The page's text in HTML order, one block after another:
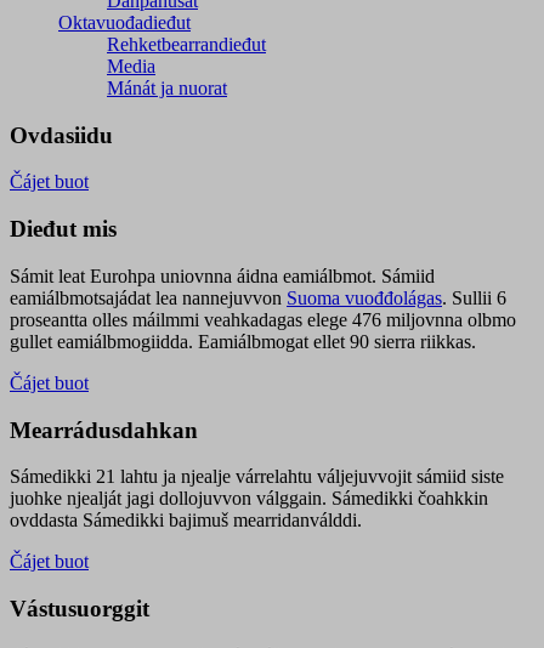
Oktavuođadieđut
Rehketbearrandieđut
Media
Mánát ja nuorat
Ovdasiidu
Čájet buot
Dieđut mis
Sámit leat Eurohpa uniovnna áidna eamiálbmot. Sámiid
eamiálbmotsajádat lea nannejuvvon Suoma vuođđolágas. Sullii 6
proseantta olles máilmmi veahkadagas elege 476 miljovnna olbmo
gullet eamiálbmogiidda. Eamiálbmogat ellet 90 sierra riikkas.
Čájet buot
Mearrádusdahkan
Sámedikki 21 lahtu ja njealje várrelahtu váljejuvvojit sámiid siste
juohke njealját jagi dollojuvvon válggain. Sámedikki čoahkkin
ovddasta Sámedikki bajimuš mearridanválddi.
Čájet buot
Vástusuorggit